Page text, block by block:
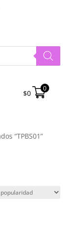
$0
0
“TPBS01”